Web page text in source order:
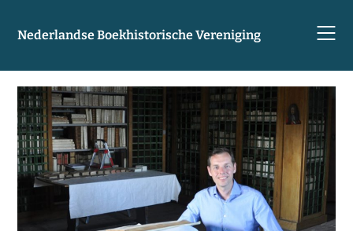
Nederlandse Boekhistorische Vereniging